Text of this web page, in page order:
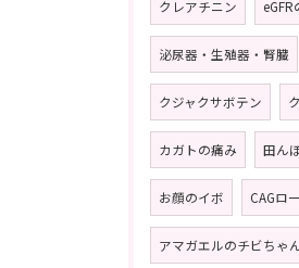
クレアチニン
泌尿器・生殖器・腎臓
クジャクサボテン
カガトの痛み 田ん
お顔のイボ CAGロ
アマガエルのチビちゃ